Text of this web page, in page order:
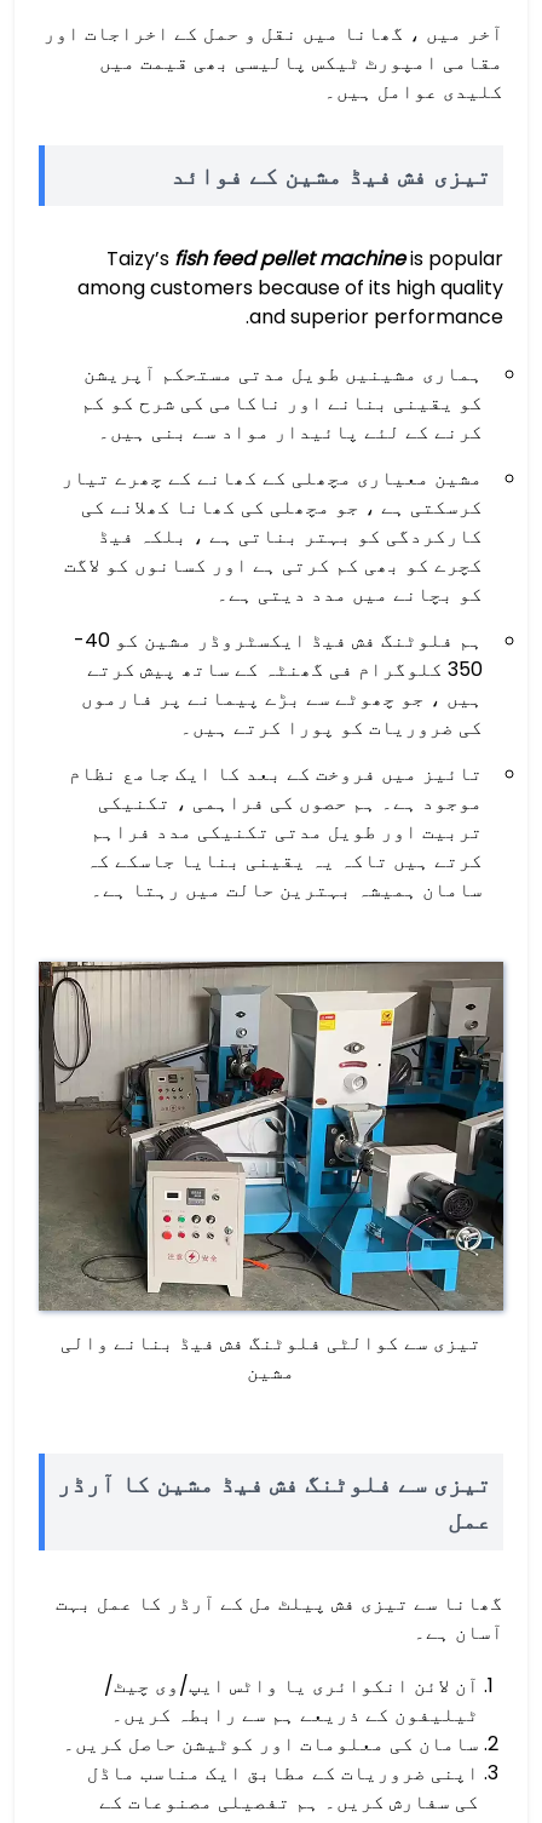
آخر میں ، گھانا میں نقل و حمل کے اخراجات اور
مقامی امپورٹ ٹیکس پالیسی بھی قیمت میں
کلیدی عوامل ہیں۔
تیزی فش فیڈ مشین کے فوائد
Taizy’s fish feed pellet machineis popular
among customers because of its high quality
and superior performance.
ہماری مشینیں طویل مدتی مستحکم آپریشن
کو یقینی بنانے اور ناکامی کی شرح کو کم
کرنے کے لئے پائیدار مواد سے بنی ہیں۔
مشین معیاری مچھلی کے کھانے کے چھرے تیار
کرسکتی ہے ، جو مچھلی کی کھانا کھلانے کی
کارکردگی کو بہتر بناتی ہے ، بلکہ فیڈ
کچرے کو بھی کم کرتی ہے اور کسانوں کو لاگت
کو بچانے میں مدد دیتی ہے۔
ہم فلوٹنگ فش فیڈ ایکسٹروڈر مشین کو 40-
350 کلوگرام فی گھنٹہ کے ساتھ پیش کرتے
ہیں ، جو چھوٹے سے بڑے پیمانے پر فارموں
کی ضروریات کو پورا کرتے ہیں۔
تائیز میں فروخت کے بعد کا ایک جامع نظام
موجود ہے۔ ہم حصوں کی فراہمی ، تکنیکی
تربیت اور طویل مدتی تکنیکی مدد فراہم
کرتے ہیں تاکہ یہ یقینی بنایا جاسکے کہ
سامان ہمیشہ بہترین حالت میں رہتا ہے۔
تیزی سے کوالٹی فلوٹنگ فش فیڈ بنانے والی
مشین
تیزی سے فلوٹنگ فش فیڈ مشین کا آرڈر
عمل
گھانا سے تیزی فش پیلٹ مل کے آرڈر کا عمل بہت
آسان ہے۔
آن لائن انکوائری یا واٹس ایپ/وی چیٹ/
ٹیلیفون کے ذریعے ہم سے رابطہ کریں۔
سامان کی معلومات اور کوٹیشن حاصل کریں۔
اپنی ضروریات کے مطابق ایک مناسب ماڈل
کی سفارش کریں۔ ہم تفصیلی مصنوعات کے